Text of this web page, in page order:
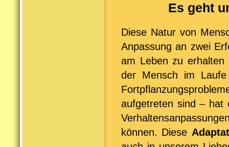
Es geht
Diese Natur von
Anpassung an zwei
am Leben zu erhalten
der Mensch im Laufe
aufgetreten sind – hat
können. Diese